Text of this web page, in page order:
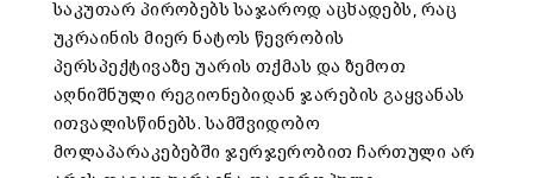
საკუთარ პირობებს საჯაროდ აცხადებს, რაც
უკრაინის მიერ ნატოს წევრობის
პერსპექტივაზე უარის თქმას და ზემოთ
აღნიშნული რეგიონებიდან ჯარების გაყვანას
ითვალისწინებს. სამშვიდობო
მოლაპარაკებებში ჯერჯერობით ჩართული არ